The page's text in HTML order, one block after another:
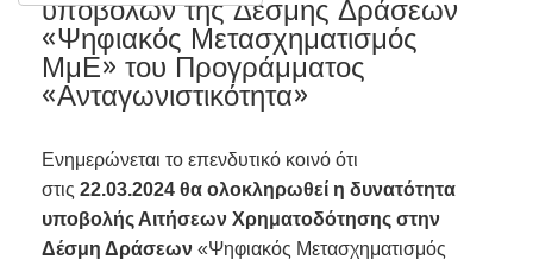
υποβολών της Δέσμης Δράσεων
«Ψηφιακός Μετασχηματισμός
ΜμΕ» του Προγράμματος
«Ανταγωνιστικότητα»
Ενημερώνεται το επενδυτικό κοινό ότι
στις 22.03.2024 θα ολοκληρωθεί η δυνατότητα
υποβολής Αιτήσεων Χρηματοδότησης στην
Δέσμη Δράσεων «Ψηφιακός Μετασχηματισμός